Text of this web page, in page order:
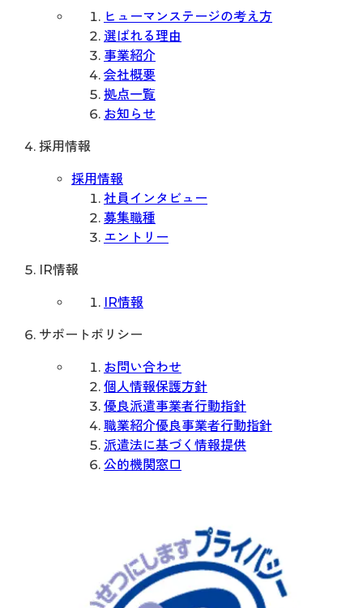
ヒューマンステージの考え方
選ばれる理由
事業紹介
会社概要
拠点一覧
お知らせ
採用情報
採用情報
社員インタビュー
募集職種
エントリー
IR情報
IR情報
サポートポリシー
お問い合わせ
個人情報保護方針
優良派遣事業者行動指針
職業紹介優良事業者行動指針
派遣法に基づく情報提供
公的機関窓口